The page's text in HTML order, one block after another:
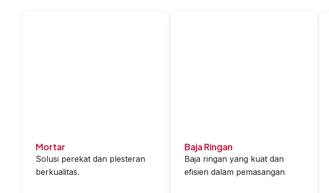
Mortar
Solusi perekat dan plesteran
berkualitas.
Baja Ringan
Baja ringan yang kuat dan
efisien dalam pemasangan